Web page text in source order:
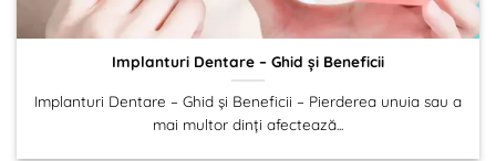
Implanturi Dentare – Ghid și Beneficii
Implanturi Dentare – Ghid și Beneficii – Pierderea unuia sau a
mai multor dinți afectează...